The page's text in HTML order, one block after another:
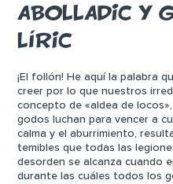
ABOLLADIC Y
LÍRIC
¡El follón! He aquí la palabra
creer por lo que nuestros
concepto de «aldea de
godos luchan para vencer a
calma y el aburrimiento,
temibles que todas las
desorden se alcanza cuando
durante las cuáles todos los